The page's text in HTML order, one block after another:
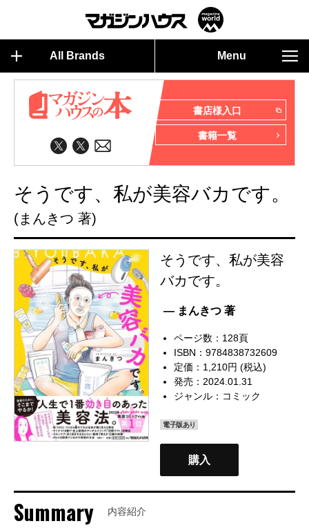
All Brands Menu
書店様入口
書籍一覧
そうです、私が美容バカです。
(まんきつ 著)
そうです、私が美容
バカです。
— まんきつ 著
ページ数：128頁
ISBN：9784838732609
定価：1,210円 (税込)
発売：2024.01.31
ジャンル： コミック
電子版あり
購入
Summary 内容紹介